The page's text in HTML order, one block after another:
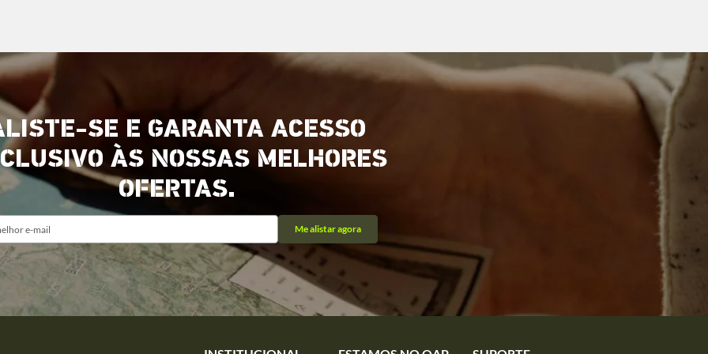
SE E GARANTA ACESSO
ÀS NOSSAS MELHORES
OFERTAS.
Me alistar agora